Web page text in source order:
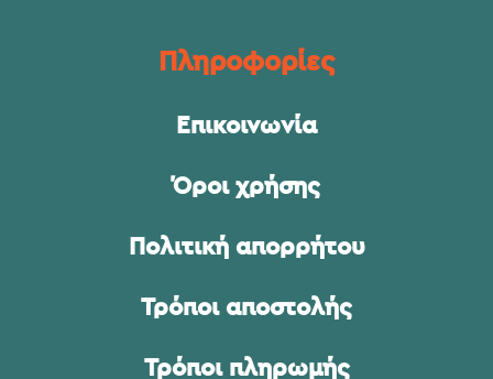
Πληροφορίες
Επικοινωνία
Όροι χρήσης
Πολιτική απορρήτου
Τρόποι αποστολής
Τρόποι πληρωμής